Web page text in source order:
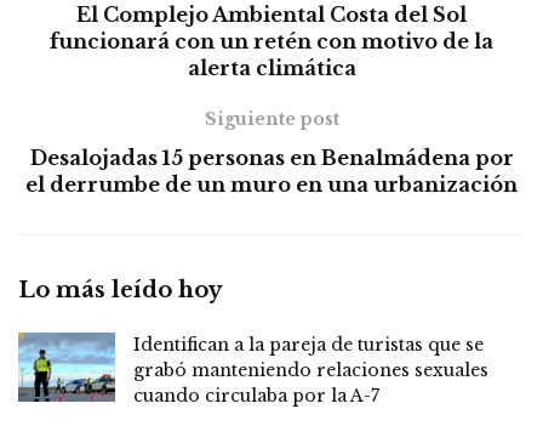
El Complejo Ambiental Costa del Sol
funcionará con un retén con motivo de la
alerta climática
Siguiente post
Desalojadas 15 personas en Benalmádena por
el derrumbe de un muro en una urbanización
Lo más leído hoy
Identifican a la pareja de turistas que se
grabó manteniendo relaciones sexuales
cuando circulaba por la A-7